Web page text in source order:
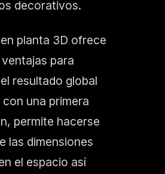
decorativos.
planta 3D ofrece
para
resultado global
con una primera
permite hacerse
las dimensiones
el espacio así